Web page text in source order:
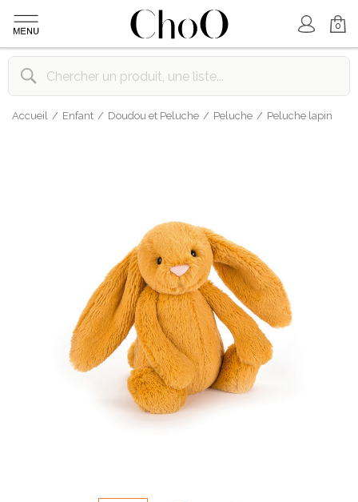
Mon Compte
0
Accueil Enfant Doudou et Peluche Peluche Peluche lapin